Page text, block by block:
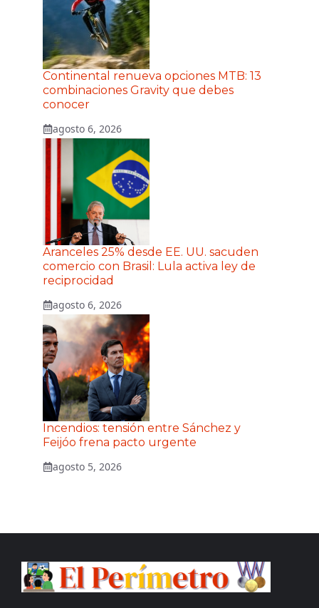
Continental renueva opciones MTB: 13
combinaciones Gravity que debes
conocer
agosto 6, 2026
Aranceles 25% desde EE. UU. sacuden
comercio con Brasil: Lula activa ley de
reciprocidad
agosto 6, 2026
Incendios: tensión entre Sánchez y
Feijóo frena pacto urgente
agosto 5, 2026